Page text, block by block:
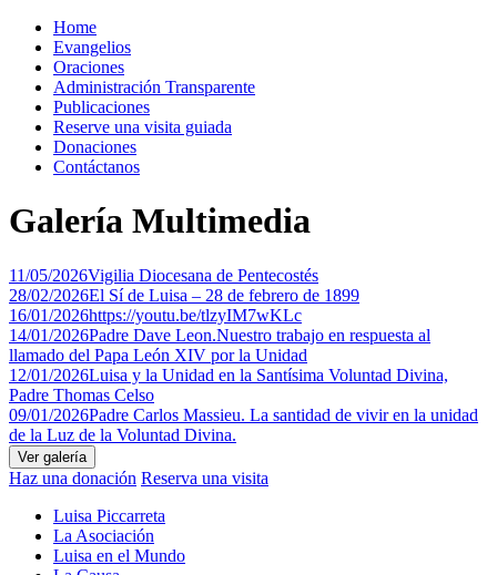
Home
Evangelios
Oraciones
Administración Transparente
Publicaciones
Reserve una visita guiada
Donaciones
Contáctanos
Galería Multimedia
11/05/2026Vigilia Diocesana de Pentecostés
28/02/2026El Sí de Luisa – 28 de febrero de 1899
16/01/2026https://youtu.be/tlzyIM7wKLc
14/01/2026Padre Dave Leon.Nuestro trabajo en respuesta al
llamado del Papa León XIV por la Unidad
12/01/2026Luisa y la Unidad en la Santísima Voluntad Divina,
Padre Thomas Celso
09/01/2026Padre Carlos Massieu. La santidad de vivir en la unidad
de la Luz de la Voluntad Divina.
Haz una donación Reserva una visita
Luisa Piccarreta
La Asociación
Luisa en el Mundo